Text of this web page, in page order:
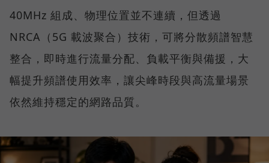
40MHz 組成、物理位置並不連續，但透過
NRCA（5G 載波聚合）技術，可將分散頻譜智慧
整合，即時進行流量分配、負載平衡與備援，大
幅提升頻譜使用效率，讓尖峰時段與高流量場景
依然維持穩定的網路品質。